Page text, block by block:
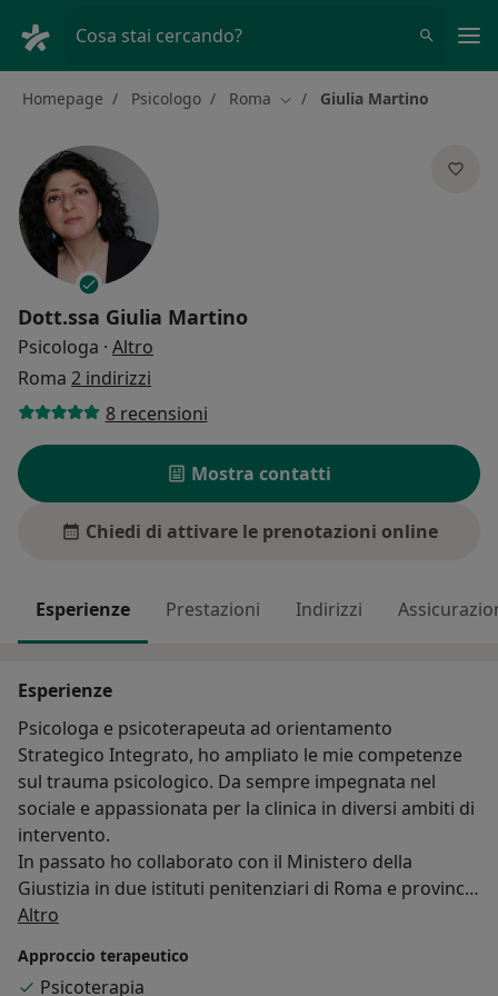
Cosa stai cercando?
Homepage Psicologo Roma Cambia città
Giulia Martino
Dott.ssa Giulia Martino
Psicologa · Altro
Roma 2 indirizzi
8 recensioni
Mostra contatti
Chiedi di attivare le prenotazioni online
Esperienze Prestazioni Indirizzi
Esperienze
Psicologa e psicoterapeuta ad orientamento
Strategico Integrato, ho ampliato le mie competenze
sul trauma psicologico. Da sempre impegnata nel
sociale e appassionata per la clinica in diversi ambiti di
intervento.
In passato ho collaborato con il Ministero della
Giustizia in due istituti penitenziari di Roma e provincia
e con l'Associazione Nazionale Volontarie del Telefono
vittime di violenza. Attualmente, oltre a svolgere
Altro
Approccio terapeutico
Psicoterapia